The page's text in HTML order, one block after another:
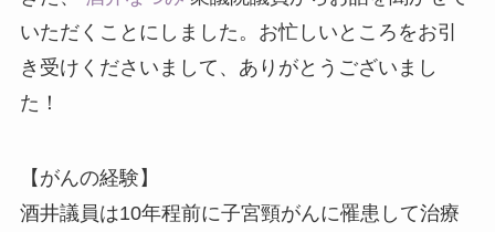
いただくことにしました。お忙しいところをお引
き受けくださいまして、ありがとうございまし
た！
【がんの経験】
酒井議員は10年程前に子宮頸がんに罹患して治療